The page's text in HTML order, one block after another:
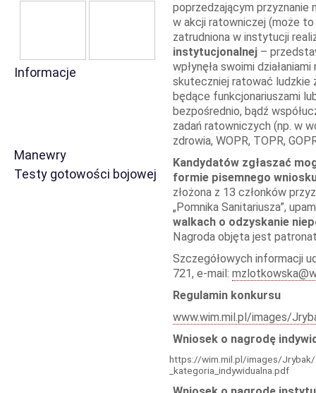
Informacje
Manewry
Testy gotowości bojowej
poprzedzającym przyznanie
w akcji ratowniczej (może to
zatrudniona w instytucji
instytucjonalnej –
wpłynęła swoimi
skuteczniej ratować ludzkie
będące funkcjonariuszami
bezpośrednio, bądź
zadań ratowniczych (np. w
zdrowia, WOPR, TOPR,
Kandydatów zgłaszać
formie pisemnego
złożona z 13 członków
„Pomnika Sanitariusza”,
walkach o odzyskanie
Nagroda objęta jest
Szczegółowych informacji
721, e-mail:
Regulamin konkursu
www.wim.mil.pl/images/
Wniosek o nagrodę
https://wim.mil.pl/images/
_kategoria_indywidualna.pdf